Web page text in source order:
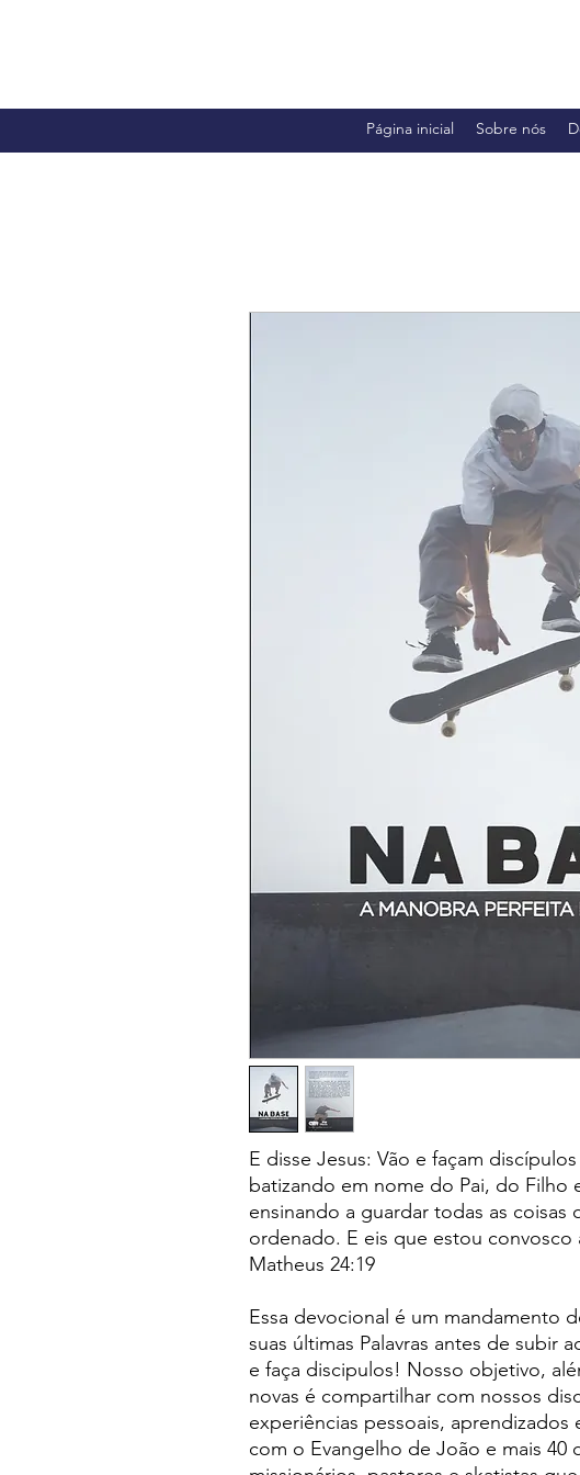
Página inicial Sobre nós
E disse Jesus: Vão e façam
batizando em nome do Pai, do Filho
ensinando a guardar todas as coisas
ordenado. E eis que estou
Matheus 24:19
Essa devocional é um mandamento
suas últimas Palavras antes de subir
e faça discipulos! Nosso objetivo,
novas é compartilhar com nossos
experiências pessoais, aprendizados
com o Evangelho de João e mais 40